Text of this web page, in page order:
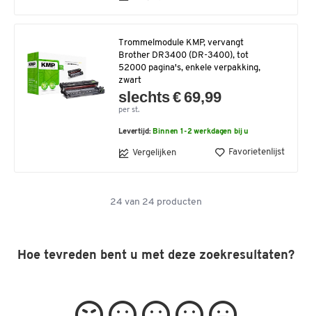
Trommelmodule KMP, vervangt
Brother DR3400 (DR-3400), tot
52000 pagina's, enkele verpakking,
zwart
slechts € 69,99
per st.
Levertijd: Binnen 1-2 werkdagen bij u
Vergelijken Favorietenlijst
24 van 24 producten
Hoe tevreden bent u met deze zoekresultaten?